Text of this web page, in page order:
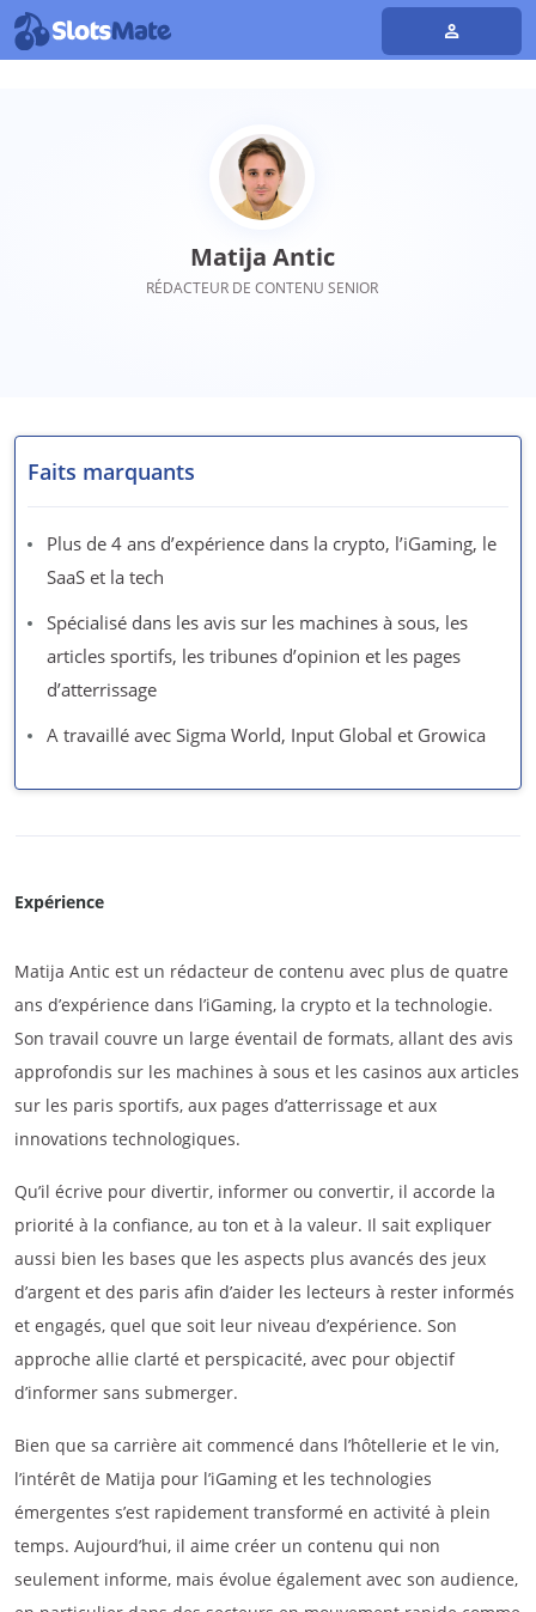
Matija Antic
RÉDACTEUR DE CONTENU SENIOR
Faits marquants
Plus de 4 ans d’expérience dans la crypto, l’iGaming, le
SaaS et la tech
Spécialisé dans les avis sur les machines à sous, les
articles sportifs, les tribunes d’opinion et les pages
d’atterrissage
A travaillé avec Sigma World, Input Global et Growica
Expérience
Matija Antic est un rédacteur de contenu avec plus de quatre
ans d’expérience dans l’iGaming, la crypto et la technologie.
Son travail couvre un large éventail de formats, allant des avis
approfondis sur les machines à sous et les casinos aux articles
sur les paris sportifs, aux pages d’atterrissage et aux
innovations technologiques.
Qu’il écrive pour divertir, informer ou convertir, il accorde la
priorité à la confiance, au ton et à la valeur. Il sait expliquer
aussi bien les bases que les aspects plus avancés des jeux
d’argent et des paris afin d’aider les lecteurs à rester informés
et engagés, quel que soit leur niveau d’expérience. Son
approche allie clarté et perspicacité, avec pour objectif
d’informer sans submerger.
Bien que sa carrière ait commencé dans l’hôtellerie et le vin,
l’intérêt de Matija pour l’iGaming et les technologies
émergentes s’est rapidement transformé en activité à plein
temps. Aujourd’hui, il aime créer un contenu qui non
seulement informe, mais évolue également avec son audience,